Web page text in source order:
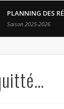
PLANNING DES
Saison 2025-2026